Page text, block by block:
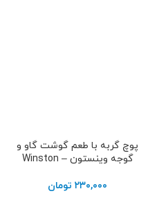
افزودن به سبد خرید
پوچ گربه با طعم گوشت گاو و
گوجه وینستون – Winston
۲۳۰,۰۰۰ تومان